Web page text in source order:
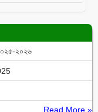
২০২৬
Read More »